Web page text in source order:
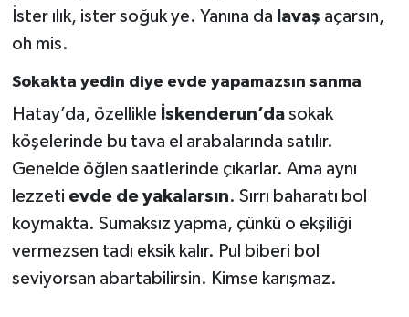
İster ılık, ister soğuk ye. Yanına da lavaş açarsın,
oh mis.
Sokakta yedin diye evde yapamazsın sanma
Hatay’da, özellikle İskenderun’dasokak
köşelerinde bu tava el arabalarında satılır.
Genelde öğlen saatlerinde çıkarlar. Ama aynı
lezzeti evde de yakalarsın. Sırrı baharatı bol
koymakta. Sumaksız yapma, çünkü o ekşiliği
vermezsen tadı eksik kalır. Pul biberi bol
seviyorsan abartabilirsin. Kimse karışmaz.